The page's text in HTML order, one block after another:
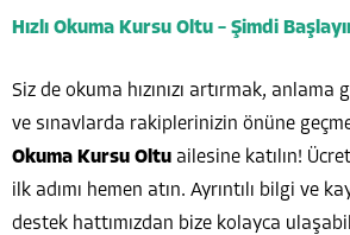
Hızlı Okuma Kursu Oltu – Şimdi
Siz de okuma hızınızı artırmak,
ve sınavlarda rakiplerinizin önüne
Okuma Kursu Oltu ailesine katılın!
ilk adımı hemen atın. Ayrıntılı bilgi ve
destek hattımızdan bize kolayca